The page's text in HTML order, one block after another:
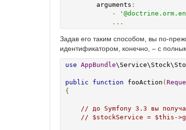
        arguments
:
-
...
Задав его таким способом, вы по-
идентификатором, конечно, – с
use AppBundle
public function fooAction (
{
// до Symfony 3.3 вы
// $stockService = $this-